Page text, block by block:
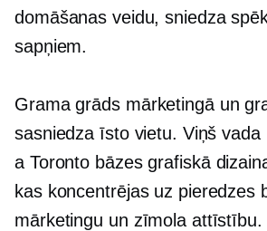
domāšanas veidu, sniedza
sapņiem.
Grama grāds mārketingā un
sasniedza īsto vietu. Viņš vada
a Toronto bāzesgrafiskā
kas koncentrējas uz pieredzes
mārketingu un zīmola attīstību.